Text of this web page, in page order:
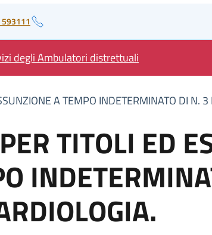
degli Ambulatori distrettuali
A TEMPO INDETERMINATO DI N.
TITOLI ED